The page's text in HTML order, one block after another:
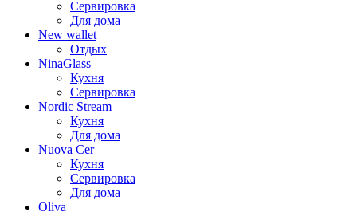
Сервировка
Для дома
New wallet
Отдых
NinaGlass
Кухня
Сервировка
Nordic Stream
Кухня
Для дома
Nuova Cer
Кухня
Сервировка
Для дома
Oliva